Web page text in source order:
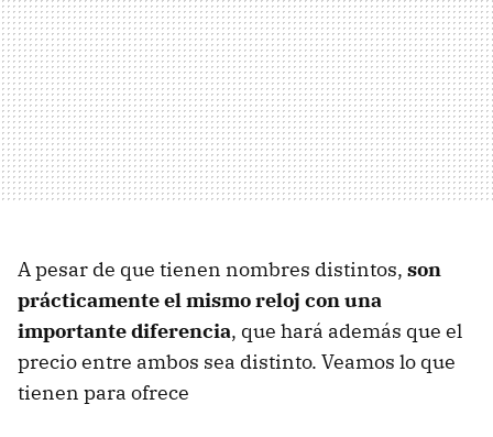
A pesar de que tienen nombres distintos, son
prácticamente el mismo reloj con una
importante diferencia, que hará además que el
precio entre ambos sea distinto. Veamos lo que
tienen para ofrece